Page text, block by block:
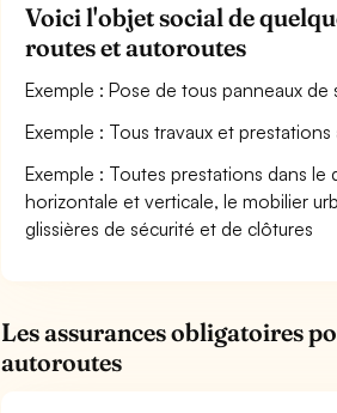
Voici l'objet social de
routes et autoroutes
Exemple : Pose de tous panneaux
Exemple : Tous travaux et
Exemple : Toutes prestations dans le
horizontale et verticale, le mobilier
glissières de sécurité et de clôtures
Les assurances obligatoires
autoroutes